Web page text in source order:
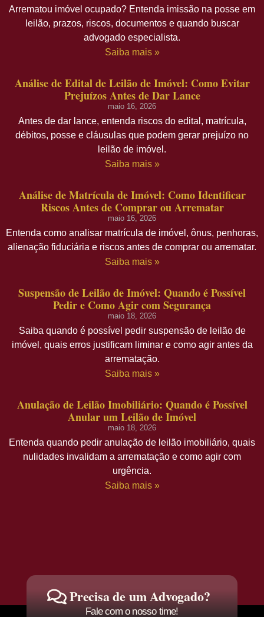
Arrematou imóvel ocupado? Entenda imissão na posse em
leilão, prazos, riscos, documentos e quando buscar
advogado especialista.
Saiba mais »
Análise de Edital de Leilão de Imóvel: Como Evitar
Prejuízos Antes de Dar Lance
maio 16, 2026
Antes de dar lance, entenda riscos do edital, matrícula,
débitos, posse e cláusulas que podem gerar prejuízo no
leilão de imóvel.
Saiba mais »
Análise de Matrícula de Imóvel: Como Identificar
Riscos Antes de Comprar ou Arrematar
maio 16, 2026
Entenda como analisar matrícula de imóvel, ônus, penhoras,
alienação fiduciária e riscos antes de comprar ou arrematar.
Saiba mais »
Suspensão de Leilão de Imóvel: Quando é Possível
Pedir e Como Agir com Segurança
maio 18, 2026
Saiba quando é possível pedir suspensão de leilão de
imóvel, quais erros justificam liminar e como agir antes da
arrematação.
Saiba mais »
Anulação de Leilão Imobiliário: Quando é Possível
Anular um Leilão de Imóvel
maio 18, 2026
Entenda quando pedir anulação de leilão imobiliário, quais
nulidades invalidam a arrematação e como agir com
urgência.
Saiba mais »
Precisa de um Advogado?
Fale com o nosso time!